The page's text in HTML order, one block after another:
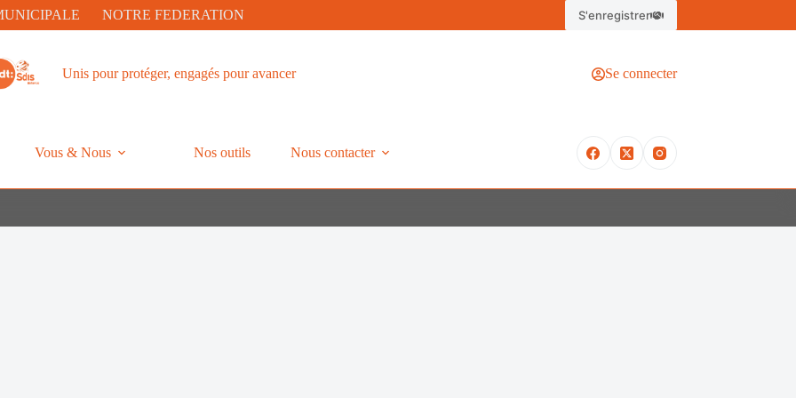
NOTRE FEDERATION S'enregistrer
Unis pour protéger, engagés pour avancer Se connecter
Vous & Nous Nos outils Nous contacter